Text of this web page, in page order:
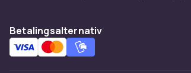
Betalingsalternativ